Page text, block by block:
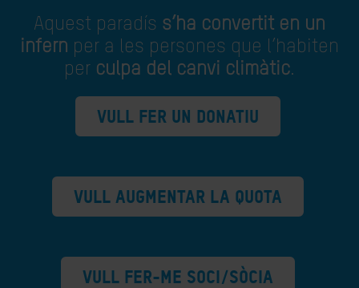
Aquest paradís s’ha convertit en un
infern per a les persones que l’habiten
per culpa del canvi climàtic.
VULL FER UN DONATIU
VULL AUGMENTAR LA QUOTA
VULL FER-ME SOCI/SÒCIA